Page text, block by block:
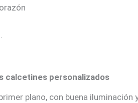
calcetines personalizados
plano, con buena